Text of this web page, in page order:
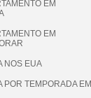
EM
EM
NOS EUA
TEMPORADA EM